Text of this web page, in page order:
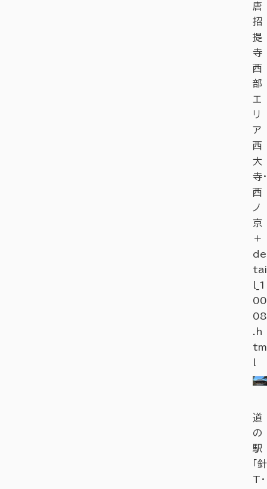
唐
招
提
寺
西
部
エ
リ
ア
西
大
寺・
西
ノ
京
＋
de
tai
l_1
00
08
.h
tm
道
の
駅
「針
T・